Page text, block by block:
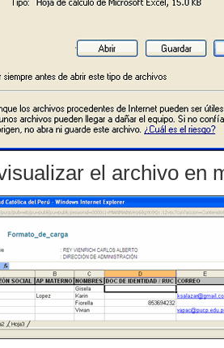
el archivo en